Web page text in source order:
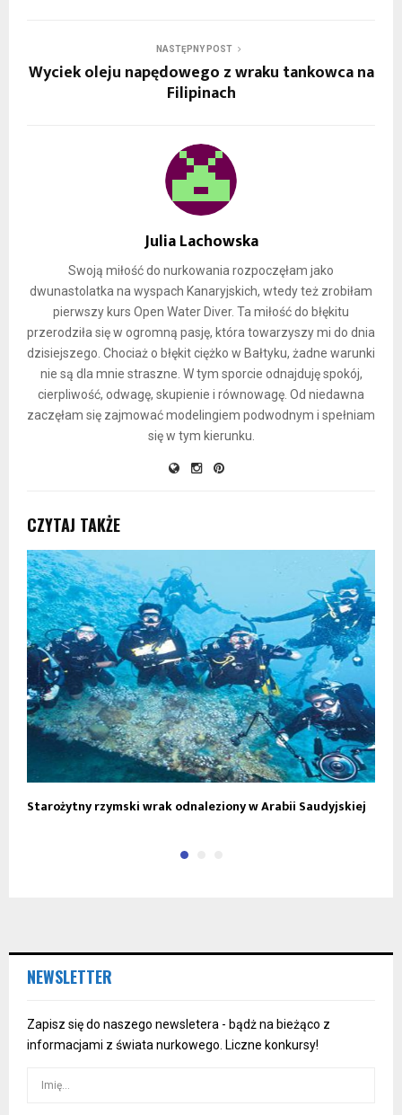
NASTĘPNY POST
Wyciek oleju napędowego z wraku tankowca na
Filipinach
Julia Lachowska
Swoją miłość do nurkowania rozpoczęłam jako
dwunastolatka na wyspach Kanaryjskich, wtedy też zrobiłam
pierwszy kurs Open Water Diver. Ta miłość do błękitu
przerodziła się w ogromną pasję, która towarzyszy mi do dnia
dzisiejszego. Chociaż o błękit ciężko w Bałtyku, żadne warunki
nie są dla mnie straszne. W tym sporcie odnajduję spokój,
cierpliwość, odwagę, skupienie i równowagę. Od niedawna
zaczęłam się zajmować modelingiem podwodnym i spełniam
się w tym kierunku.
CZYTAJ TAKŻE
Starożytny rzymski wrak odnaleziony w Arabii Saudyjskiej
NEWSLETTER
Zapisz się do naszego newsletera - bądż na bieżąco z
informacjami z świata nurkowego. Liczne konkursy!